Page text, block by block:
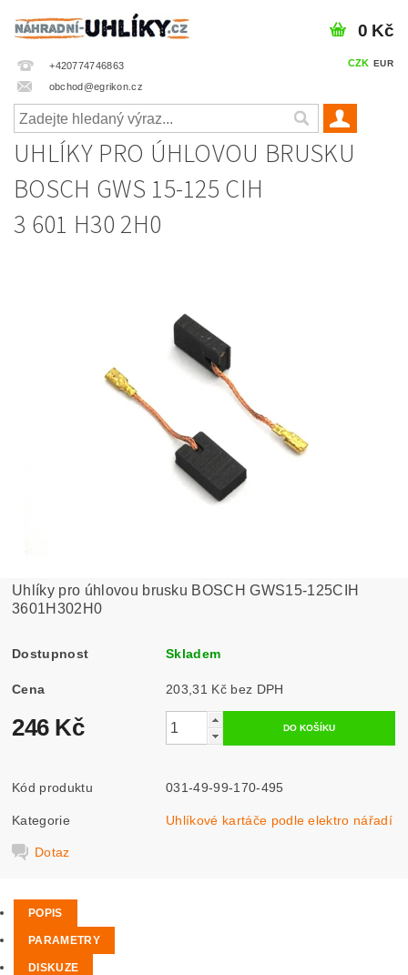
+420774746863
obchod@egrikon.cz
CZK EUR
0 Kč
UHLÍKY PRO ÚHLOVOU BRUSKU
BOSCH GWS 15-125 CIH
3 601 H30 2H0
Uhlíky pro úhlovou brusku BOSCH GWS15-125CIH
3601H302H0
Dostupnost Skladem
Cena 203,31 Kč bez DPH
246 Kč
Kód produktu 031-49-99-170-495
Kategorie Uhlíkové kartáče podle elektro nářadí
Dotaz
POPIS
PARAMETRY
DISKUZE